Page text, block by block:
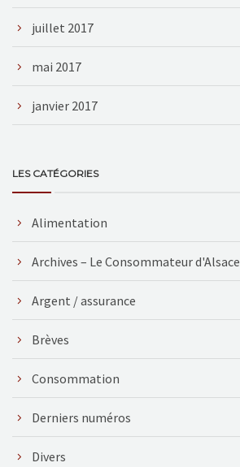
juillet 2017
mai 2017
janvier 2017
LES CATÉGORIES
Alimentation
Archives – Le Consommateur d'Alsace
Argent / assurance
Brèves
Consommation
Derniers numéros
Divers